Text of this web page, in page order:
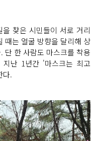
찾은 시민들이 서로 거리
때는 얼굴 방향을 달리해 상
단 한 사람도 마스크를 착용
난 1년간 '마스크는 최고
다.